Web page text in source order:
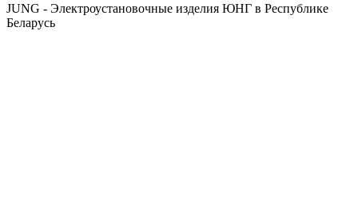
JUNG - Электроустановочные изделия ЮНГ в Республике
Беларусь